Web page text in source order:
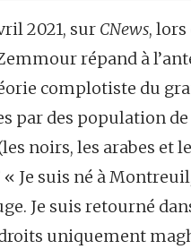
2021, sur CNews, lors
répand à
complotiste du
par des population
noirs, les arabes et
Je suis né à
Je suis retourné
uniquement